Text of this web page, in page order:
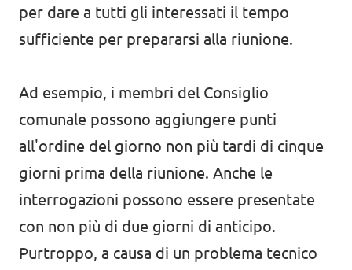
per dare a tutti gli interessati il tempo
sufficiente per prepararsi alla riunione.
Ad esempio, i membri del Consiglio
comunale possono aggiungere punti
all'ordine del giorno non più tardi di cinque
giorni prima della riunione. Anche le
interrogazioni possono essere presentate
con non più di due giorni di anticipo.
Purtroppo, a causa di un problema tecnico